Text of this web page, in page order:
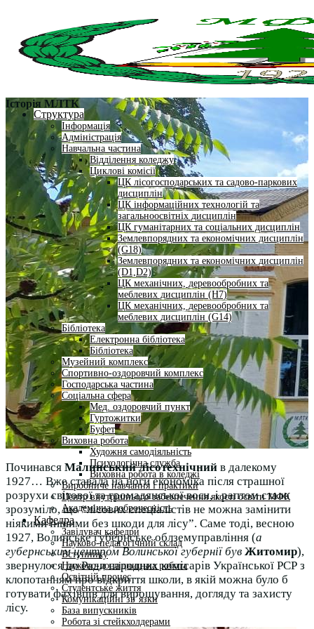
Структура
Інформація
Адміністрація
Навчальна частина
Відділення коледжу
Циклові комісії
ЦК лісогосподарських та садово-паркових
дисциплін
ЦК інформаційних технологій та
загальноосвітніх дисциплін
ЦК гуманітарних та соціальних дисциплін
Землевпорядних та економічних дисциплін
(G18)
Землевпорядних та економічних дисциплін
(D1,D2)
ЦК механічних, деревообробних та
меблевих дисциплін (H7)
ЦК механічних, деревообробних та
меблевих дисциплін (G14)
Бібліотека
Електронна бібліотека
Бібліотека
Музейний комплекс
Спортивно-оздоровчий комплекс
Господарська частина
Соціальна сфера
Мед. оздоровчий пункт
Гуртожитки
Буфет
Виховна робота
Художня самодіяльність
Психологічна служба
Виховна робота в коледжі
Виробниче навчання і практики
Центр внутрішнього забезпечення якості освіти МФК
Академічна доброчесність
Кафедра
Завідувач кафедри
Науково-педагогічний склад
Вступнику
Науково-дослідницька робота
Освітній процес
Студентське життя
Комунікаційні зв’язки
База випускників
Робота зі стейкхолдерами
Історія МЛТК
Починався Малинський лісотехнічний в далекому
1927… Вже ставала на ноги економіка після страшної
розрухи світової та громадянської воєн, і раптом стало
зрозуміло, що “лісових спеціалістів не можна замінити
ніякими іншими без шкоди для лісу”. Саме тоді, весною
1927, Волинське губернське облземуправління (а
губернським центром Волинської губернії був Житомир),
звернулося до Ради народних комісарів Української РСР з
клопотанням про відкриття школи, в якій можна було б
готувати фахівців для вирощування, догляду та захисту
лісу.